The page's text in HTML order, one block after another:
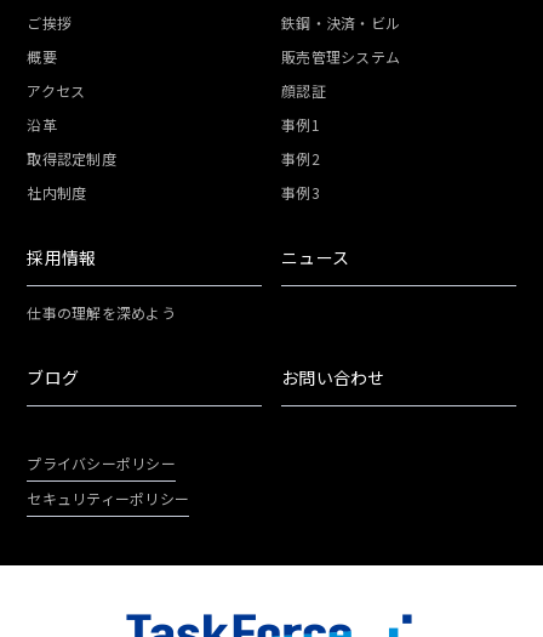
ご挨拶
概要
アクセス
沿革
取得認定制度
社内制度
鉄鋼・決済・ビル
販売管理システム
顔認証
事例1
事例2
事例3
採用情報
仕事の理解を深めよう
ニュース
ブログ お問い合わせ
プライバシーポリシー
セキュリティーポリシー